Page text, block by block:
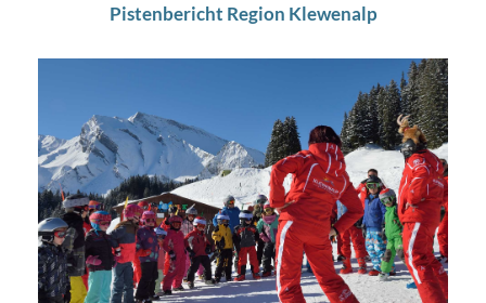
Pistenbericht Region Klewenalp